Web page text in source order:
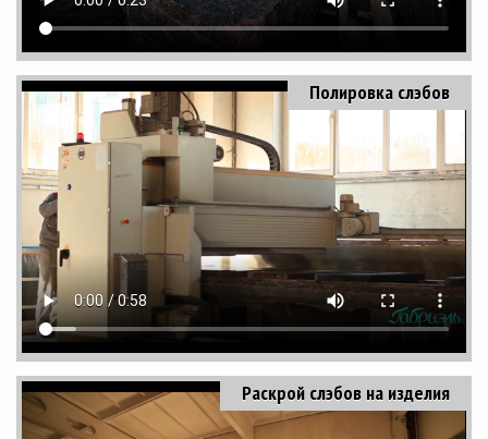
Полировка слэбов
Раскрой слэбов на изделия